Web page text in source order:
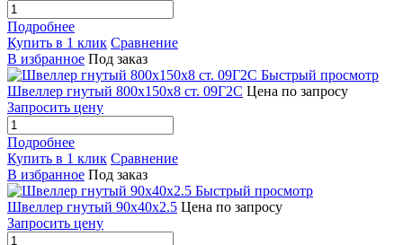
Подробнее
Купить в 1 клик Сравнение
В избранное Под заказ
Быстрый просмотр
Швеллер гнутый 800х150х8 ст. 09Г2С Цена по запросу
Запросить цену
Подробнее
Купить в 1 клик Сравнение
В избранное Под заказ
Быстрый просмотр
Швеллер гнутый 90х40х2.5 Цена по запросу
Запросить цену